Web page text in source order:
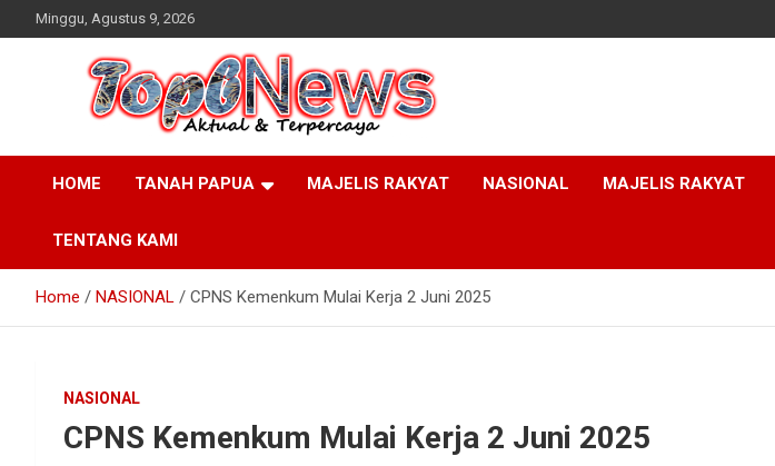
to
Minggu, Agustus 9, 2026
HOME TANAH PAPUA MAJELIS RAKYAT NASIONAL MAJELIS RAKYAT
TENTANG KAMI
Home NASIONAL CPNS Kemenkum Mulai Kerja 2 Juni 2025
NASIONAL
CPNS Kemenkum Mulai Kerja 2 Juni 2025